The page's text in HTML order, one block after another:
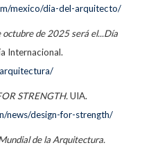
mexico/dia-del-arquitecto/
octubre de 2025 será el...Día
Internacional.
STRENGTH.UIA.
news/design-for-strength/
de la Arquitectura.